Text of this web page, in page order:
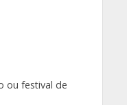
ou festival de